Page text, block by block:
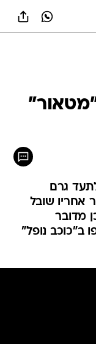
גרם
אחריו שובל
מדובר
ב"כוכב נופל"